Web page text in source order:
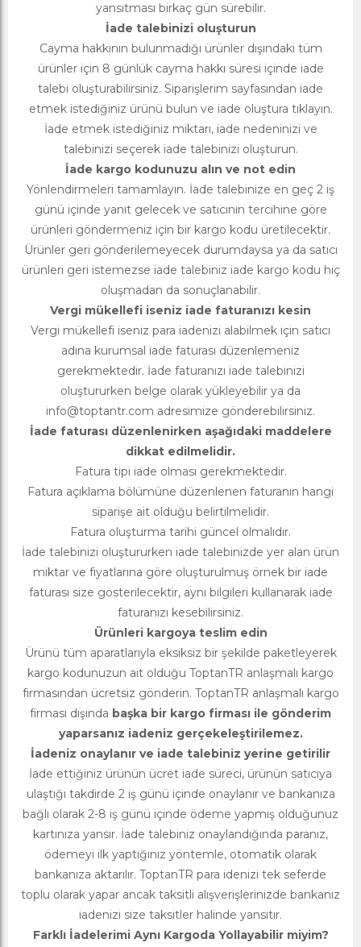
yansıtması birkaç gün sürebilir.
İade talebinizi oluşturun
Cayma hakkının bulunmadığı ürünler dışındaki tüm
ürünler için 8 günlük cayma hakkı süresi içinde iade
talebi oluşturabilirsiniz. Siparişlerim sayfasından iade
etmek istediğiniz ürünü bulun ve iade oluştura tıklayın.
İade etmek istediğiniz miktarı, iade nedeninizi ve
talebinizi seçerek iade talebinizi oluşturun.
İade kargo kodunuzu alın ve not edin
Yönlendirmeleri tamamlayın. İade talebinize en geç 2 iş
günü içinde yanıt gelecek ve satıcının tercihine göre
ürünleri göndermeniz için bir kargo kodu üretilecektir.
Ürünler geri gönderilemeyecek durumdaysa ya da satıcı
ürünleri geri istemezse iade talebiniz iade kargo kodu hiç
oluşmadan da sonuçlanabilir.
Vergi mükellefi iseniz iade faturanızı kesin
Vergi mükellefi iseniz para iadenizi alabilmek için satıcı
adına kurumsal iade faturası düzenlemeniz
gerekmektedir. İade faturanızı iade talebinizi
oluştururken belge olarak yükleyebilir ya da
info@toptantr.com adresimize gönderebilirsiniz.
İade faturası düzenlenirken aşağıdaki maddelere
dikkat edilmelidir.
Fatura tipi iade olması gerekmektedir.
Fatura açıklama bölümüne düzenlenen faturanın hangi
siparişe ait olduğu belirtilmelidir.
Fatura oluşturma tarihi güncel olmalıdır.
İade talebinizi oluştururken iade talebinizde yer alan ürün
miktar ve fiyatlarına göre oluşturulmuş örnek bir iade
faturası size gösterilecektir, aynı bilgileri kullanarak iade
faturanızı kesebilirsiniz.
Ürünleri kargoya teslim edin
Ürünü tüm aparatlarıyla eksiksiz bir şekilde paketleyerek
kargo kodunuzun ait olduğu ToptanTR anlaşmalı kargo
firmasından ücretsiz gönderin. ToptanTR anlaşmalı kargo
firması dışında başka bir kargo firması ile gönderim
yaparsanız iadeniz gerçekeleştirilemez.
İadeniz onaylanır ve iade talebiniz yerine getirilir
İade ettiğiniz ürünün ücret iade süreci, ürünün satıcıya
ulaştığı takdirde 2 iş günü içinde onaylanır ve bankanıza
bağlı olarak 2-8 iş günü içinde ödeme yapmış olduğunuz
kartınıza yansır. İade talebiniz onaylandığında paranız,
ödemeyi ilk yaptığınız yöntemle, otomatik olarak
bankanıza aktarılır. ToptanTR para idenizi tek seferde
toplu olarak yapar ancak taksitli alışverişlerinizde bankanız
iadenizi size taksitler halinde yansıtır.
Farklı İadelerimi Aynı Kargoda Yollayabilir miyim?